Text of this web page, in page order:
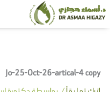
تخطي
إلى
Jo-25-Oct-26-artical-4 copy